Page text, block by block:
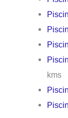
kms